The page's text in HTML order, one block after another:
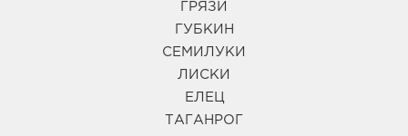
ГРЯЗИ
ГУБКИН
СЕМИЛУКИ
ЛИСКИ
ЕЛЕЦ
ТАГАНРОГ